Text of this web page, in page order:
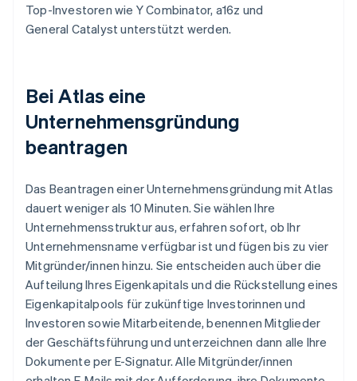
Top-Investoren wie Y Combinator, a16z und
General Catalyst unterstützt werden.
Bei Atlas eine
Unternehmensgründung
beantragen
Das Beantragen einer Unternehmensgründung mit Atlas
dauert weniger als 10 Minuten. Sie wählen Ihre
Unternehmensstruktur aus, erfahren sofort, ob Ihr
Unternehmensname verfügbar ist und fügen bis zu vier
Mitgründer/innen hinzu. Sie entscheiden auch über die
Aufteilung Ihres Eigenkapitals und die Rückstellung eines
Eigenkapitalpools für zukünftige Investorinnen und
Investoren sowie Mitarbeitende, benennen Mitglieder
der Geschäftsführung und unterzeichnen dann alle Ihre
Dokumente per E-Signatur. Alle Mitgründer/innen